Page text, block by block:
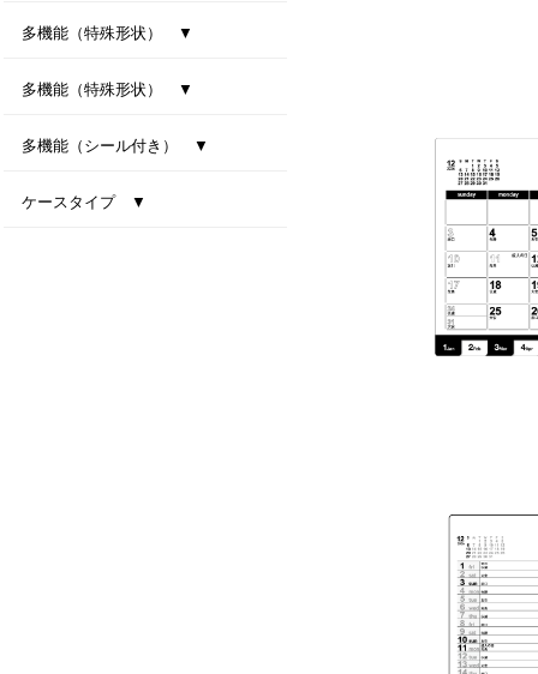
ボタニカル 2027
ラブリーフレンズ（犬・猫）
カノン（花音）
多機能（特殊形状） ▼
オクルンダー・セブンカラーズ
ナチュラルメモルダー
卓上メモルダー
多機能（特殊形状） ▼
型抜き卓上カレンダー（干支）
MiniMini卓上カレンダー
多機能（シール付き） ▼
ケースタイプ ▼